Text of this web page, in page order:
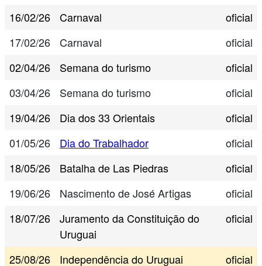
16/02/26
Carnaval
oficial
17/02/26
Carnaval
oficial
02/04/26
Semana do turismo
oficial
03/04/26
Semana do turismo
oficial
19/04/26
Dia dos 33 Orientais
oficial
01/05/26
Dia do Trabalhador
oficial
18/05/26
Batalha de Las Piedras
oficial
19/06/26
Nascimento de José Artigas
oficial
18/07/26
Juramento da Constituição do
Uruguai
oficial
25/08/26 Independência do Uruguai
oficial